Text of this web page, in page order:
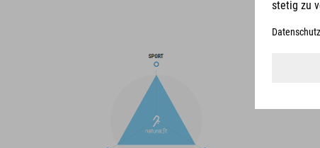
Obermaterial kombiniert Schnürsenkel und einen
Klettverschluss für Komfort, einfaches An- und Ausziehen
sowie Sicherheit. Die Zehenbox und der Fersenkäfig sind
verstärkt für Schutz, und eine extra robuste Schicht am
medialen Taillenbereich bietet Knöchelschutz und zusätzliche
Abriebfestigkeit, während das PU-Obermaterial auch unter